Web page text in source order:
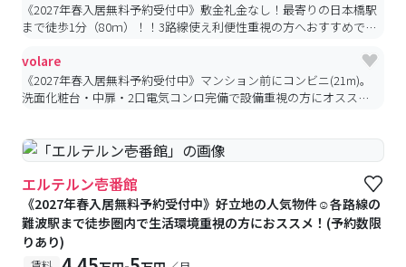
《2027年春入居無料予約受付中》敷金礼金なし！最寄りの日本橋駅
まで徒歩1分（80ｍ）！！3路線使え利便性重視の方へおすすめです
volare
《2027年春入居無料予約受付中》マンション前にコンビニ(21m)。
洗面化粧台・中扉・2口電気コンロ完備で設備重視の方にオスス
エルテルン壱番館
《2027年春入居無料予約受付中》好立地の人気物件☺各路線の
難波駅まで徒歩圏内で生活環境重視の方におススメ！(予約数限
りあり)